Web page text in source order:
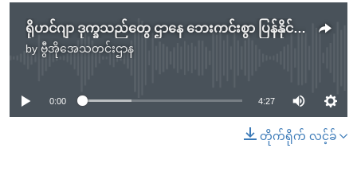
ရိုဟင်ဂျာ ဒုက္ခသည်တွေ ဌာနေ ဘေးကင်းစွာ ပြန်နိုင်ရေး UNHCR စိုးရိမ်
by ဗွီအိုအေသတင်းဌာန
No media source currently available
0:00 4:27
တိုက်ရိုက် လင့်ခ်